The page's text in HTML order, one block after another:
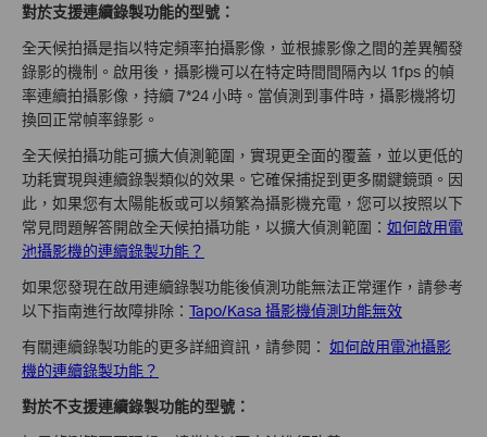
對於支援連續錄製功能的型號：
全天候拍攝是指以特定頻率拍攝影像，並根據影像之間的差異觸發
錄影的機制。啟用後，攝影機可以在特定時間間隔內以 1fps 的幀
率連續拍攝影像，持續 7*24 小時。當偵測到事件時，攝影機將切
換回正常幀率錄影。
全天候拍攝功能可擴大偵測範圍，實現更全面的覆蓋，並以更低的
功耗實現與連續錄製類似的效果。它確保捕捉到更多關鍵鏡頭。因
此，如果您有太陽能板或可以頻繁為攝影機充電，您可以按照以下
常見問題解答開啟全天候拍攝功能，以擴大偵測範圍： 如何啟用電
池攝影機的連續錄製功能？
如果您發現在啟用連續錄製功能後偵測功能無法正常運作，請參考
以下指南進行故障排除： Tapo/Kasa 攝影機偵測功能無效
有關連續錄製功能的更多詳細資訊，請參閱： 如何啟用電池攝影
機的連續錄製功能？
對於不支援連續錄製功能的型號：